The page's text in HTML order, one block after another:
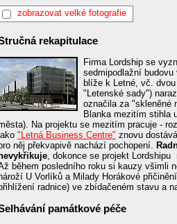
zobrazovat velké fotografie
rekapitulace
Firma Lordship se
sedmipodlažní
blíže k Letné, vč.
"Letenské sady")
označila za "skleněné
Blanka mezitím stihla
Na projektu se mezitím pracuje -
"Letná Business Centre" znovu
něj překvapivě nachází pochopení.
, dokonce se projekt Lordshipu
během posledního roku si kauzy všimli
U Vorlíků a Milady Horákové
radnice) ve zbídačeném stavu a
památkové péče